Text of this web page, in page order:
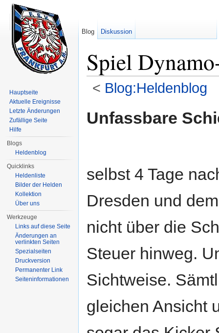
Spiel
< Blog:Heldenblog
Unfassbare
selbst 4 Tage
Dresden und
nicht über die
Steuer hinweg.
Sichtweise.
gleichen Ansicht
Blog Diskussion
Hauptseite
Aktuelle Ereignisse
Letzte Änderungen
Zufällige Seite
Hilfe
Blogs
Heldenblog
Quicklinks
Heldenliste
Bilder der Helden
Kollektion
Über uns
Werkzeuge
Links auf diese Seite
Änderungen an
verlinkten Seiten
Spezialseiten
Druckversion
Permanenter Link
Seiten­informationen